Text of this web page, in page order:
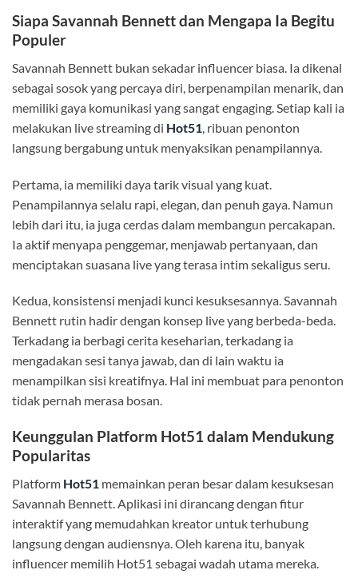
Siapa Savannah Bennett dan Mengapa Ia Begitu
Populer
Savannah Bennett bukan sekadar influencer biasa. Ia dikenal
sebagai sosok yang percaya diri, berpenampilan menarik, dan
memiliki gaya komunikasi yang sangat engaging. Setiap kali ia
melakukan live streaming di Hot51 , ribuan penonton
langsung bergabung untuk menyaksikan penampilannya.
Pertama, ia memiliki daya tarik visual yang kuat.
Penampilannya selalu rapi, elegan, dan penuh gaya. Namun
lebih dari itu, ia juga cerdas dalam membangun percakapan.
Ia aktif menyapa penggemar, menjawab pertanyaan, dan
menciptakan suasana live yang terasa intim sekaligus seru.
Kedua, konsistensi menjadi kunci kesuksesannya. Savannah
Bennett rutin hadir dengan konsep live yang berbeda-beda.
Terkadang ia berbagi cerita keseharian, terkadang ia
mengadakan sesi tanya jawab, dan di lain waktu ia
menampilkan sisi kreatifnya. Hal ini membuat para penonton
tidak pernah merasa bosan.
Keunggulan Platform Hot51 dalam Mendukung
Popularitas
Platform Hot51 memainkan peran besar dalam kesuksesan
Savannah Bennett. Aplikasi ini dirancang dengan fitur
interaktif yang memudahkan kreator untuk terhubung
langsung dengan audiensnya. Oleh karena itu, banyak
influencer memilih Hot51 sebagai wadah utama mereka.